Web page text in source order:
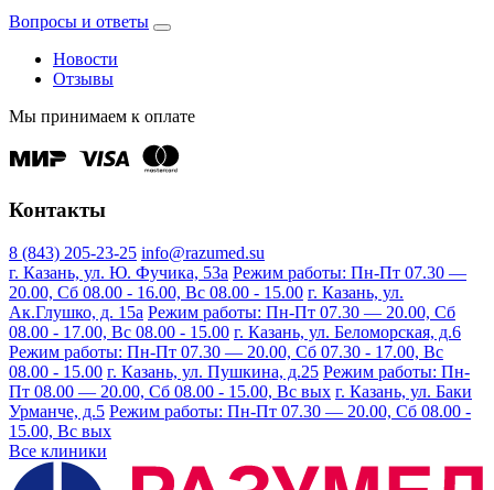
Вопросы и ответы
Новости
Отзывы
Мы принимаем к оплате
Контакты
8 (843) 205-23-25 info@razumed.su
г. Казань, ул. Ю. Фучика, 53а Режим работы: Пн-Пт 07.30 —
20.00, Сб 08.00 - 16.00, Вс 08.00 - 15.00 г. Казань, ул.
Ак.Глушко, д. 15а Режим работы: Пн-Пт 07.30 — 20.00, Сб
08.00 - 17.00, Вс 08.00 - 15.00 г. Казань, ул. Беломорская, д.6
Режим работы: Пн-Пт 07.30 — 20.00, Сб 07.30 - 17.00, Вс
08.00 - 15.00 г. Казань, ул. Пушкина, д.25 Режим работы: Пн-
Пт 08.00 — 20.00, Сб 08.00 - 15.00, Вс вых г. Казань, ул. Баки
Урманче, д.5 Режим работы: Пн-Пт 07.30 — 20.00, Сб 08.00 -
15.00, Вс вых
Все клиники